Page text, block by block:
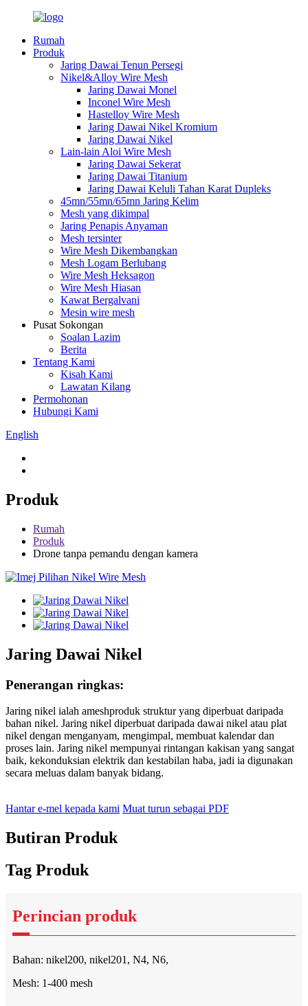
Rumah
Produk
Jaring Dawai Tenun Persegi
Nikel&Alloy Wire Mesh
Jaring Dawai Monel
Inconel Wire Mesh
Hastelloy Wire Mesh
Jaring Dawai Nikel Kromium
Jaring Dawai Nikel
Lain-lain Aloi Wire Mesh
Jaring Dawai Sekerat
Jaring Dawai Titanium
Jaring Dawai Keluli Tahan Karat Dupleks
45mn/55mn/65mn Jaring Kelim
Mesh yang dikimpal
Jaring Penapis Anyaman
Mesh tersinter
Wire Mesh Dikembangkan
Mesh Logam Berlubang
Wire Mesh Heksagon
Wire Mesh Hiasan
Kawat Bergalvani
Mesin wire mesh
Pusat Sokongan
Soalan Lazim
Berita
Tentang Kami
Kisah Kami
Lawatan Kilang
Permohonan
Hubungi Kami
English
Produk
Rumah
Produk
Drone tanpa pemandu dengan kamera
Jaring Dawai Nikel
Penerangan ringkas:
Jaring nikel ialah ameshproduk struktur yang diperbuat daripada
bahan nikel. Jaring nikel diperbuat daripada dawai nikel atau plat
nikel dengan menganyam, mengimpal, membuat kalendar dan
proses lain. Jaring nikel mempunyai rintangan kakisan yang sangat
baik, kekonduksian elektrik dan kestabilan haba, jadi ia digunakan
secara meluas dalam banyak bidang.
Hantar e-mel kepada kami Muat turun sebagai PDF
Butiran Produk
Tag Produk
Perincian produk
Bahan: nikel200, nikel201, N4, N6,
Mesh: 1-400 mesh